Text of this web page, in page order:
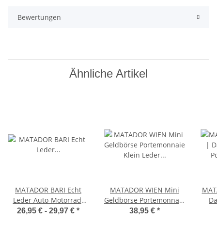
Bewertungen
Ähnliche Artikel
MATADOR BARI Echt
Leder Auto-Motorrad-
Schlüssel-Tasche-Etui
26,95 € - 29,97 € *
MATADOR WIEN Mini
Geldbörse Portemonnaie
Klein Leder RFID TüV
38,95 € *